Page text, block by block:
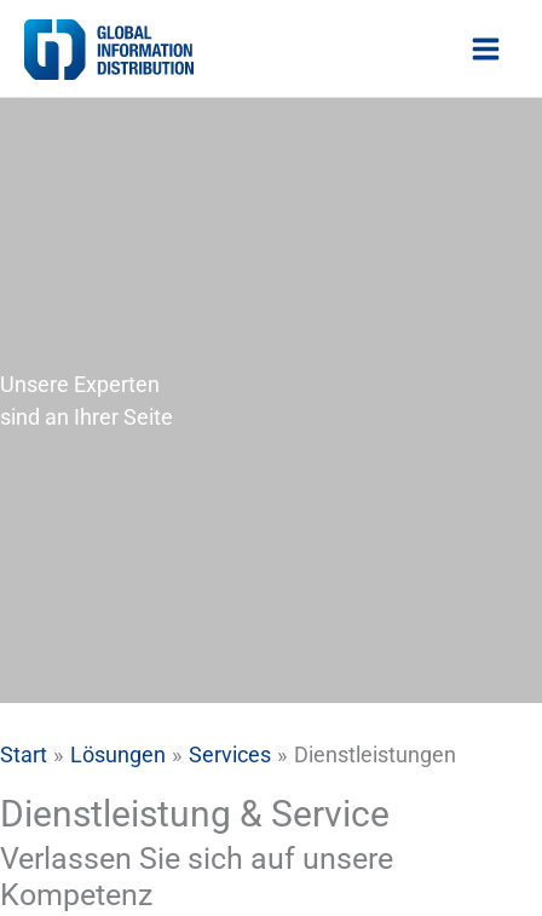
Zum
Inhalt
springen
Unsere Experten
sind an Ihrer Seite
Start Lösungen Services Dienstleistungen
Dienstleistung & Service
Verlassen Sie sich auf unsere
Kompetenz